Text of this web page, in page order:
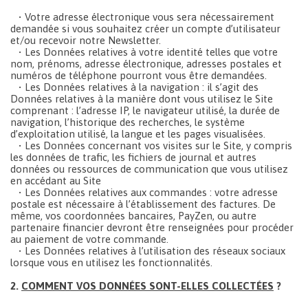
• Votre adresse électronique vous sera nécessairement
demandée si vous souhaitez créer un compte d’utilisateur
et/ou recevoir notre Newsletter.
• Les Données relatives à votre identité telles que votre
nom, prénoms, adresse électronique, adresses postales et
numéros de téléphone pourront vous être demandées.
• Les Données relatives à la navigation : il s’agit des
Données relatives à la manière dont vous utilisez le Site
comprenant : l’adresse IP, le navigateur utilisé, la durée de
navigation, l’historique des recherches, le système
d’exploitation utilisé, la langue et les pages visualisées.
• Les Données concernant vos visites sur le Site, y compris
les données de trafic, les fichiers de journal et autres
données ou ressources de communication que vous utilisez
en accédant au Site
• Les Données relatives aux commandes : votre adresse
postale est nécessaire à l’établissement des factures. De
même, vos coordonnées bancaires, PayZen, ou autre
partenaire financier devront être renseignées pour procéder
au paiement de votre commande.
• Les Données relatives à l’utilisation des réseaux sociaux
lorsque vous en utilisez les fonctionnalités.
2. COMMENT VOS DONNÉES SONT-ELLES COLLECTÉES ?